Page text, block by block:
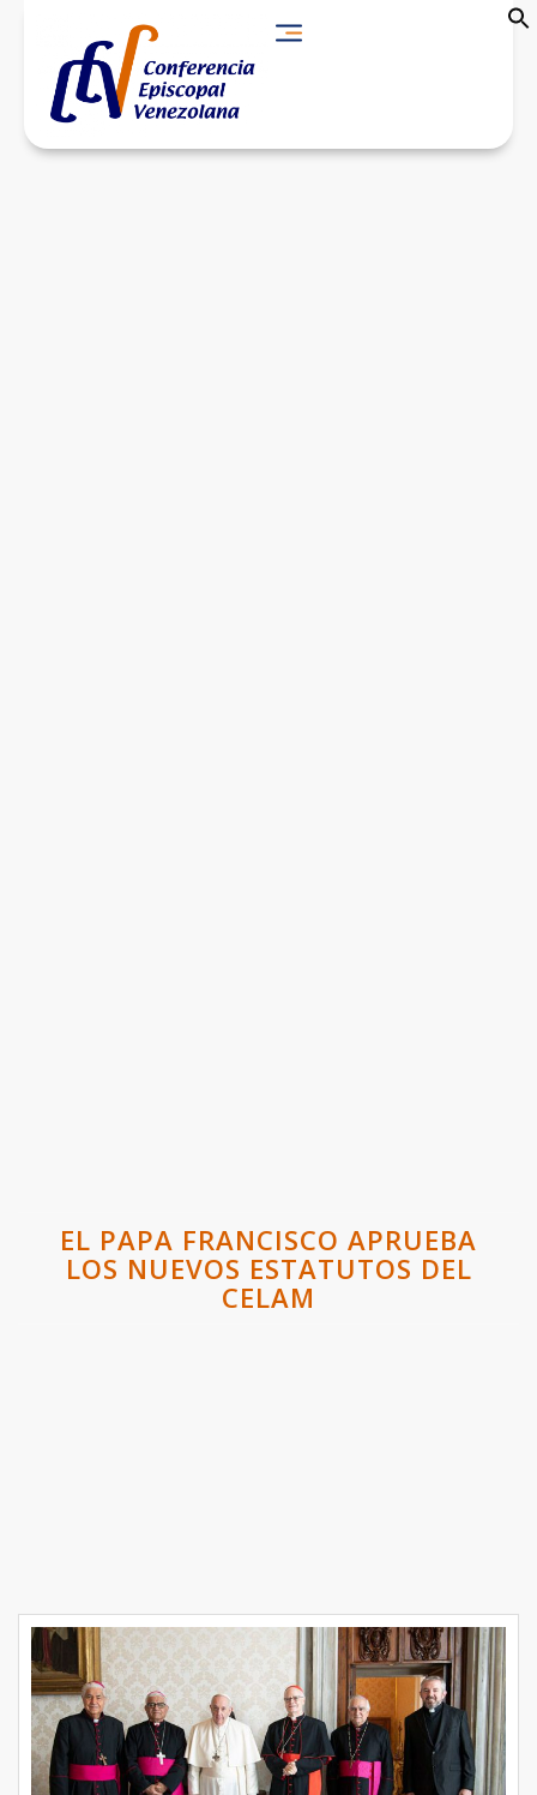
EL PAPA FRANCISCO APRUEBA
LOS NUEVOS ESTATUTOS DEL
CELAM